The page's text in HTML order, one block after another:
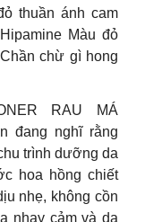
thuần ánh cam
Màu đỏ
chừ gì hong
RAU MÁ
đang nghĩ rằng
trình dưỡng da
hoa hồng chiết
nhẹ, không cồn
nhạy cảm và da